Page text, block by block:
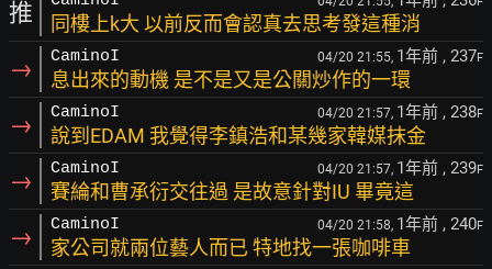
推 同樓上k大 以前反而會認真去思考發這種消
→ CaminoI 04/20 21:55, 1年前 , 237F
息出來的動機 是不是又是公關炒作的一環
→ CaminoI 04/20 21:57, 1年前 , 238F
說到EDAM 我覺得李鎮浩和某幾家韓媒抹金
→ CaminoI 04/20 21:57, 1年前 , 239F
賽綸和曹承衍交往過 是故意針對IU 畢竟這
→ CaminoI 04/20 21:58, 1年前 , 240F
家公司就兩位藝人而已 特地找一張咖啡車